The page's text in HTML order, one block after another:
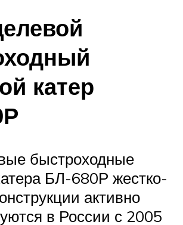
катер
быстроходные
БЛ-680Р жестко-
активно
в России с 2005